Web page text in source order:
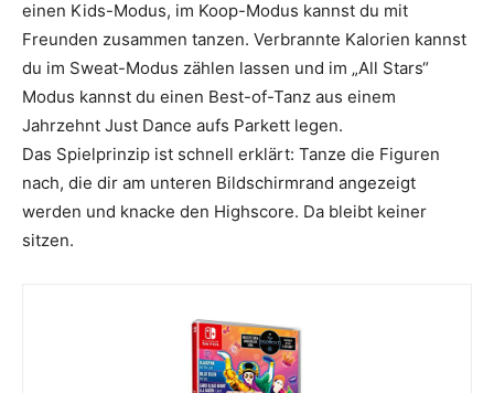
einen Kids-Modus, im Koop-Modus kannst du mit
Freunden zusammen tanzen. Verbrannte Kalorien kannst
du im Sweat-Modus zählen lassen und im „All Stars“
Modus kannst du einen Best-of-Tanz aus einem
Jahrzehnt Just Dance aufs Parkett legen.
Das Spielprinzip ist schnell erklärt: Tanze die Figuren
nach, die dir am unteren Bildschirmrand angezeigt
werden und knacke den Highscore. Da bleibt keiner
sitzen.